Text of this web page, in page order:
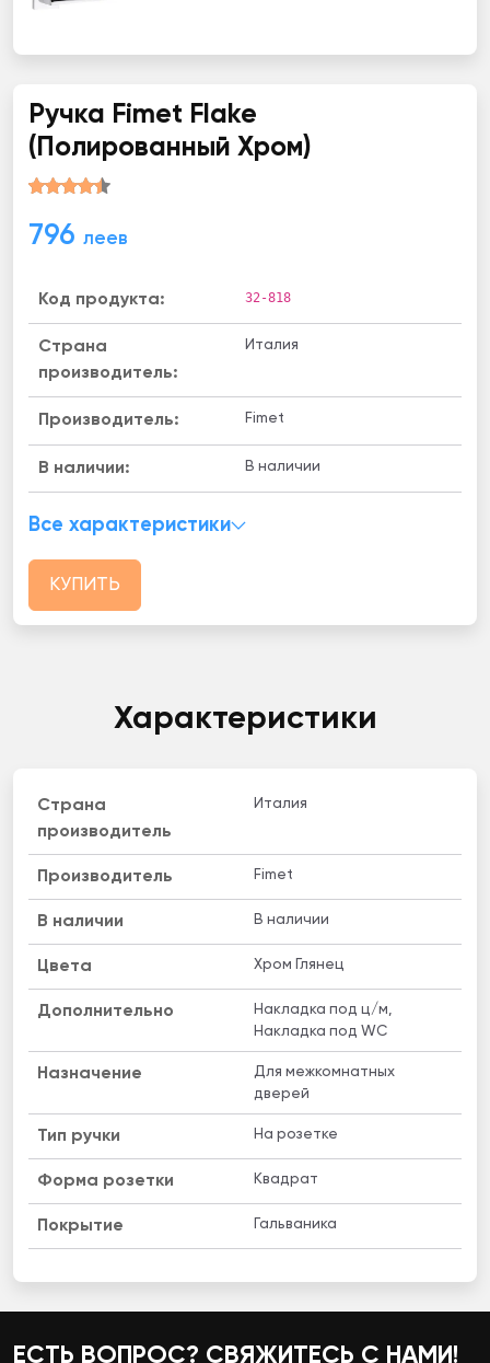
Ручка Fimet Flake
(Полированный Хром)
796 леев
Код продукта: 32-818
Страна
производитель:
Италия
Производитель: Fimet
B наличии: В наличии
Все характеристики
КУПИТЬ
Характеристики
Страна
производитель
Италия
Производитель Fimet
B наличии В наличии
Цвета Хром Глянец
Дополнительно
Накладка под ц/м,
Накладка под WC
Назначение
Для межкомнатных
дверей
Тип ручки На розетке
Форма розетки Квадрат
Покрытие Гальваника
ЕСТЬ ВОПРОС? СВЯЖИТЕСЬ С НАМИ!